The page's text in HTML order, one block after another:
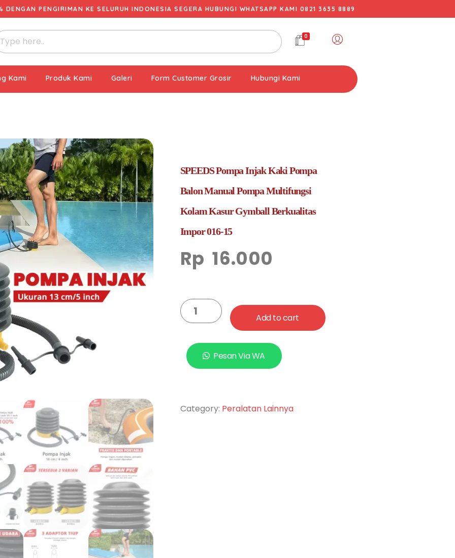
DENGAN PENGIRIMAN KE SELURUH INDONESIA SEGERA HUBUNGI WHATSAPP KAMI 0821 3635 8889
0
Kami Produk Kami Galeri Form Customer Grosir Hubungi Kami
SPEEDS Pompa Injak Kaki Pompa
Balon Manual Pompa Multifungsi
Kolam Kasur Gymball Berkualitas
Impor 016-15
Rp 16.000
Add to cart
Pesan Via WA
Category: Peralatan Lainnya